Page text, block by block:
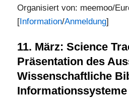
Organisiert von: meemoo/
[ Information/Anmeldung]
11. März: Science
Präsentation des
Wissenschaftliche
Informationssysteme